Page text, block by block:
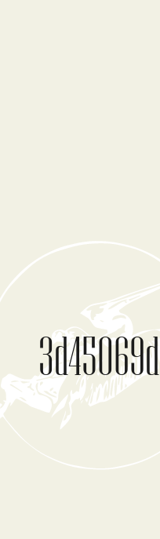
3d45069d